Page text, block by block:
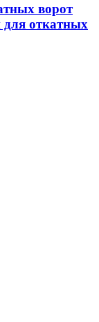
ворот
для откатных